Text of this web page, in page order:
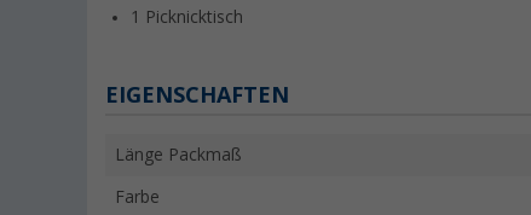
1 Picknicktisch
EIGENSCHAFTEN
Länge Packmaß
Farbe